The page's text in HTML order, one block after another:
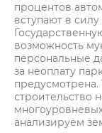
процентов
вступают в
возможность
персональные
за неоплату
строительство
анализируем